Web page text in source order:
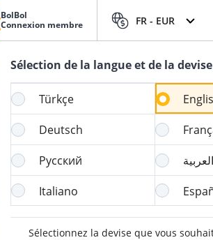
BolBol
Connexion membre
FR - EUR
Sélection de la langue et de la devise
Türkçe
Deutsch
Русский
العربية
Italiano
Sélectionnez la devise que vous